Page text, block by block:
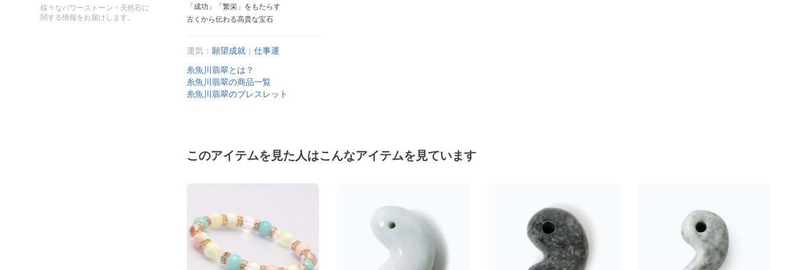
様々なパワーストーン・天然石に
関する情報をお届けします。
「成功」「繁栄」をもたらす
古くから伝わる高貴な宝石
運気： 願望成就 ｜仕事運
糸魚川翡翠とは？
糸魚川翡翠の商品一覧
糸魚川翡翠のブレスレット
このアイテムを見た人はこんなアイテムを見ています